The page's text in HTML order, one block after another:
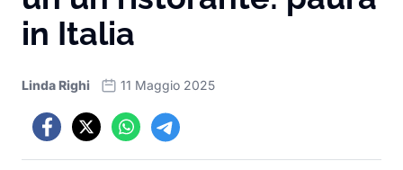
in Italia
Linda Righi 11 Maggio 2025